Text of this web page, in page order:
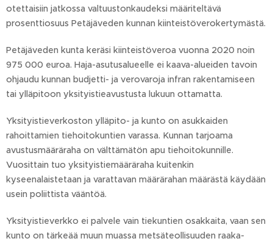
otettaisiin jatkossa valtuustonkaudeksi määriteltävä
prosenttiosuus Petäjäveden kunnan kiinteistöverokertymästä.
Petäjäveden kunta keräsi kiinteistöveroa vuonna 2020 noin
975 000 euroa. Haja-asutusalueelle ei kaava-alueiden tavoin
ohjaudu kunnan budjetti- ja verovaroja infran rakentamiseen
tai ylläpitoon yksityistieavustusta lukuun ottamatta.
Yksityistieverkoston ylläpito- ja kunto on asukkaiden
rahoittamien tiehoitokuntien varassa. Kunnan tarjoama
avustusmääräraha on välttämätön apu tiehoitokunnille.
Vuosittain tuo yksityistiemääräraha kuitenkin
kyseenalaistetaan ja varattavan määrärahan määrästä käydään
usein poliittista vääntöä.
Yksityistieverkko ei palvele vain tiekuntien osakkaita, vaan sen
kunto on tärkeää muun muassa metsäteollisuuden raaka-